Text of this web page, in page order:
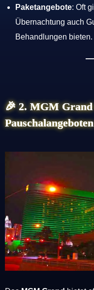
Paketangebote: Oft
Übernachtung auch
Behandlungen bieten.
🎉 2. MGM
Pauschalangeboten